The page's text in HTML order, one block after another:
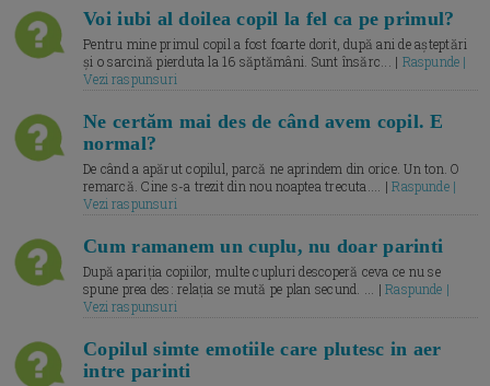
Voi iubi al doilea copil la fel ca pe primul?
Pentru mine primul copil a fost foarte dorit, după ani de așteptări
și o sarcină pierduta la 16 săptămâni. Sunt însărc... | Raspunde |
Vezi raspunsuri
Ne certăm mai des de când avem copil. E
normal?
De când a apărut copilul, parcă ne aprindem din orice. Un ton. O
remarcă. Cine s-a trezit din nou noaptea trecuta.... |Raspunde |
Vezi raspunsuri
Cum ramanem un cuplu, nu doar parinti
După apariția copiilor, multe cupluri descoperă ceva ce nu se
spune prea des: relația se mută pe plan secund. ... |Raspunde |
Vezi raspunsuri
Copilul simte emotiile care plutesc in aer
intre parinti